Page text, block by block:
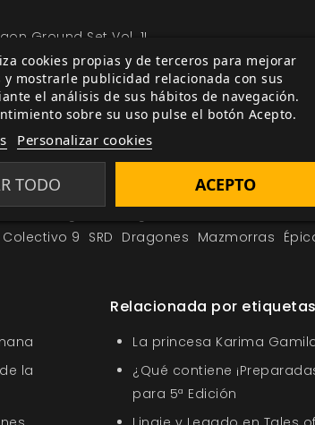
Ground Set Vol. 1!
Colectivo 9 SRD Dragones Mazmorras
la
Relacionada por etiquetas
La princesa Karima
¿Qué contiene
para 5ª Edición
cookies propias y de terceros para mejorar
y mostrarle publicidad relacionada con sus
el análisis de sus hábitos de navegación.
sobre su uso pulse el botón Acepto.
Personalizar cookies
TODO ACEPTO